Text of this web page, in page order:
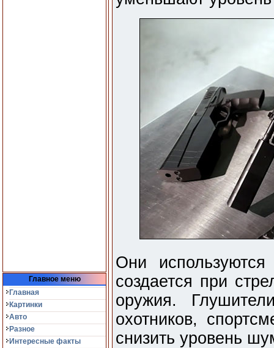
Главное меню
Главная
Картинки
Авто
Разное
Интересные факты
Они
создается при
оружия.
охотников,
снизить уровень